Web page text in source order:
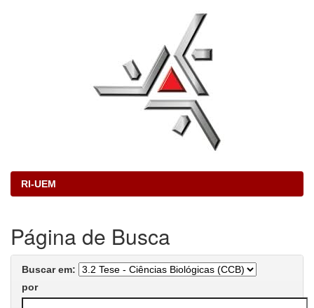
RI-UEM
Página de Busca
Buscar em:
por